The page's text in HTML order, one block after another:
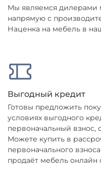
Мы являемся дилерами
напрямую с
Наценка на мебель в
Выгодный кредит
Готовы предложить
условиях выгодного
первоначальный взнос,
Можете купить в
первоначального
продаёт мебель онлайн